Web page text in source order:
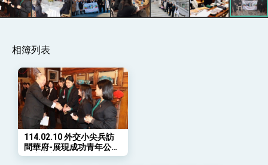
總統以「韌性之島，希望之光」為題發表2026新
年談話
總統發表執政周年談話 盼面對未來挑戰 堅持
團結 迎風轉型 穩健前行
賴總統就職演說影片
總統重要談話
外交部重要言論
相簿列表
114.02.10 外交小尖兵訪
問華府-展現成功青年公眾
外交出擊